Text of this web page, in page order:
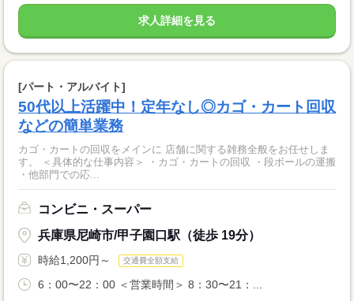
求人詳細を見る
[パート・アルバイト]
50代以上活躍中！定年なし◎カゴ・カート回収
などの簡単業務
カゴ・カートの回収をメインに 店舗に関する雑務全般をお任せしま
す。 ＜具体的な仕事内容＞ ・カゴ・カートの回収 ・段ボールの運搬
・他部門での応...
コンビニ・スーパー
兵庫県尼崎市/甲子園口駅（徒歩 19分）
時給1,200円～ 交通費全額支給
6：00〜22：00 ＜営業時間＞ 8：30〜21：...